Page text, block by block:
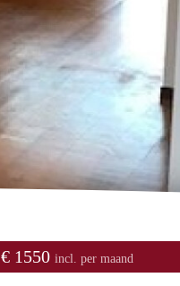
€ 1550 incl. per maand